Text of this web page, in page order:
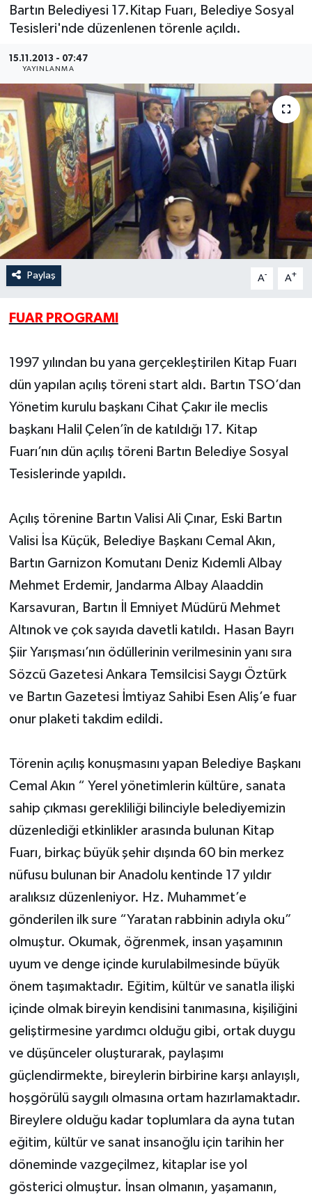
Bartın Belediyesi 17.Kitap Fuarı, Belediye Sosyal
Tesisleri'nde düzenlenen törenle açıldı.
15.11.2013 - 07:47
YAYINLANMA
Paylaş A- A+
FUAR PROGRAMI
1997 yılından bu yana gerçekleştirilen Kitap Fuarı
dün yapılan açılış töreni start aldı. Bartın TSO’dan
Yönetim kurulu başkanı Cihat Çakır ile meclis
başkanı Halil Çelen’în de katıldığı 17. Kitap
Fuarı’nın dün açılış töreni Bartın Belediye Sosyal
Tesislerinde yapıldı.
Açılış törenine Bartın Valisi Ali Çınar, Eski Bartın
Valisi İsa Küçük, Belediye Başkanı Cemal Akın,
Bartın Garnizon Komutanı Deniz Kıdemli Albay
Mehmet Erdemir, Jandarma Albay Alaaddin
Karsavuran, Bartın İl Emniyet Müdürü Mehmet
Altınok ve çok sayıda davetli katıldı. Hasan Bayrı
Şiir Yarışması’nın ödüllerinin verilmesinin yanı sıra
Sözcü Gazetesi Ankara Temsilcisi Saygı Öztürk
ve Bartın Gazetesi İmtiyaz Sahibi Esen Aliş’e fuar
onur plaketi takdim edildi.
Törenin açılış konuşmasını yapan Belediye Başkanı
Cemal Akın “ Yerel yönetimlerin kültüre, sanata
sahip çıkması gerekliliği bilinciyle belediyemizin
düzenlediği etkinlikler arasında bulunan Kitap
Fuarı, birkaç büyük şehir dışında 60 bin merkez
nüfusu bulunan bir Anadolu kentinde 17 yıldır
aralıksız düzenleniyor. Hz. Muhammet’e
gönderilen ilk sure “Yaratan rabbinin adıyla oku”
olmuştur. Okumak, öğrenmek, insan yaşamının
uyum ve denge içinde kurulabilmesinde büyük
önem taşımaktadır. Eğitim, kültür ve sanatla ilişki
içinde olmak bireyin kendisini tanımasına, kişiliğini
geliştirmesine yardımcı olduğu gibi, ortak duygu
ve düşünceler oluşturarak, paylaşımı
güçlendirmekte, bireylerin birbirine karşı anlayışlı,
hoşgörülü saygılı olmasına ortam hazırlamaktadır.
Bireylere olduğu kadar toplumlara da ayna tutan
eğitim, kültür ve sanat insanoğlu için tarihin her
döneminde vazgeçilmez, kitaplar ise yol
gösterici olmuştur. İnsan olmanın, yaşamanın,
Medya
Sağlık
Sinema
Sivil Toplum
Siyaset
Spor
Tarım
Turizm
DÜNYA
YEREL